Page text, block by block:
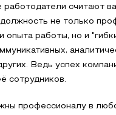
считают
не только
опыта работы, но и
Ведь успех
сотрудников.
профессионалу в